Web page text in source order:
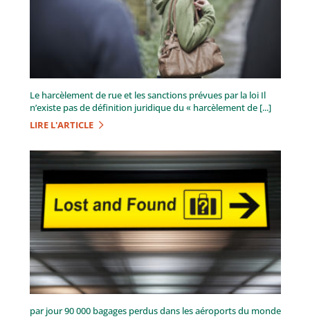
Le harcèlement de rue et les sanctions prévues par la loi Il
n’existe pas de définition juridique du « harcèlement de [...]
LIRE L'ARTICLE
par jour 90 000 bagages perdus dans les aéroports du monde